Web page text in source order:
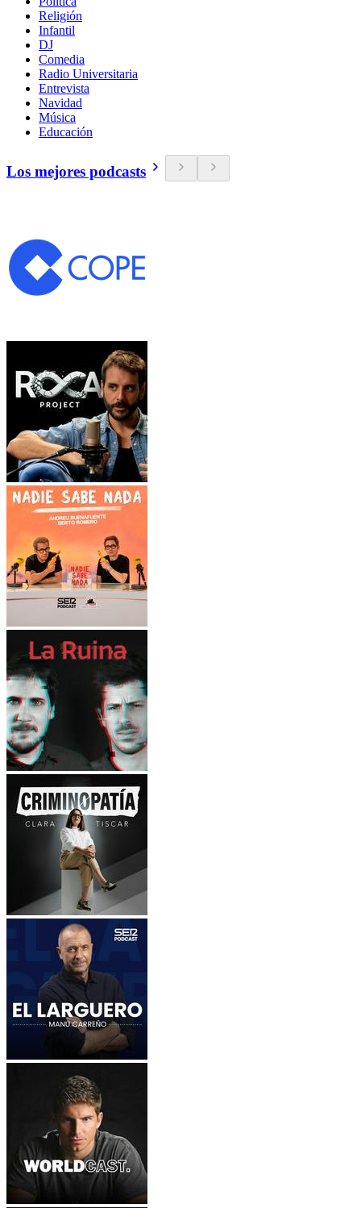
Religión
Infantil
DJ
Comedia
Radio Universitaria
Entrevista
Navidad
Música
Educación
Los mejores podcasts